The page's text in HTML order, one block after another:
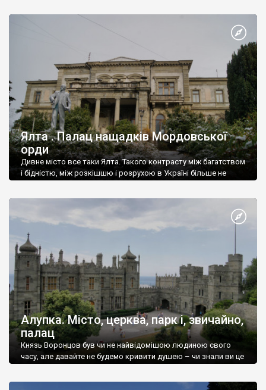
Ялта . Палац нащадків Мордовської
орди
Дивне місто все таки Ялта. Такого контрасту між багатством
і бідністю, між розкішшю і розрухою в Україні більше не
Алупка. Місто, церква, парк і, звичайно,
палац
Князь Воронцов був чи не найвідомішою людиною свого
часу, але давайте не будемо кривити душею – чи знали ви це